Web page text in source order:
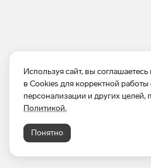
Используя сайт, вы
в Cookies для корректной работы
персонализации и других целей,
Политикой.
Понятно